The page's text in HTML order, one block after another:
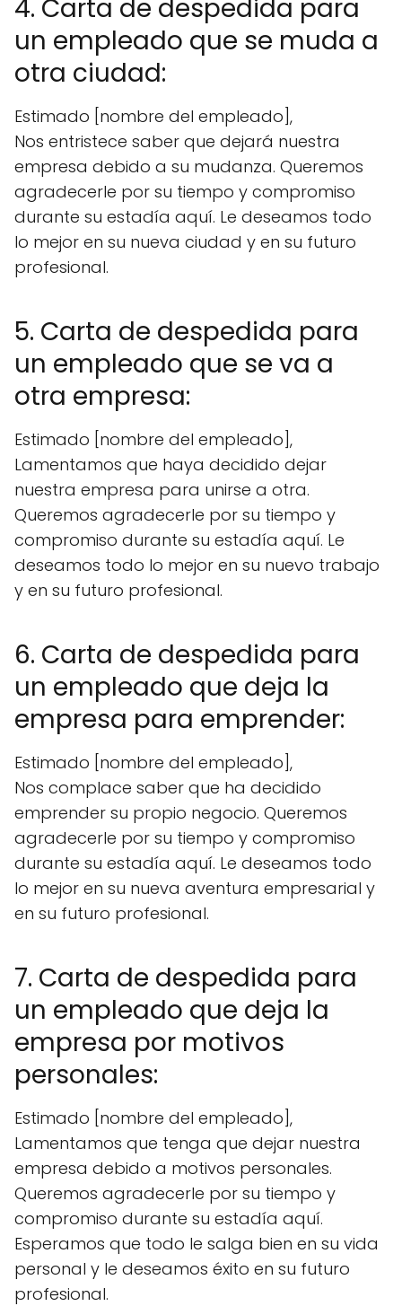
4. Carta de despedida para
un empleado que se muda a
otra ciudad:
Estimado [nombre del empleado],
Nos entristece saber que dejará nuestra
empresa debido a su mudanza. Queremos
agradecerle por su tiempo y compromiso
durante su estadía aquí. Le deseamos todo
lo mejor en su nueva ciudad y en su futuro
profesional.
5. Carta de despedida para
un empleado que se va a
otra empresa:
Estimado [nombre del empleado],
Lamentamos que haya decidido dejar
nuestra empresa para unirse a otra.
Queremos agradecerle por su tiempo y
compromiso durante su estadía aquí. Le
deseamos todo lo mejor en su nuevo trabajo
y en su futuro profesional.
6. Carta de despedida para
un empleado que deja la
empresa para emprender:
Estimado [nombre del empleado],
Nos complace saber que ha decidido
emprender su propio negocio. Queremos
agradecerle por su tiempo y compromiso
durante su estadía aquí. Le deseamos todo
lo mejor en su nueva aventura empresarial y
en su futuro profesional.
7. Carta de despedida para
un empleado que deja la
empresa por motivos
personales:
Estimado [nombre del empleado],
Lamentamos que tenga que dejar nuestra
empresa debido a motivos personales.
Queremos agradecerle por su tiempo y
compromiso durante su estadía aquí.
Esperamos que todo le salga bien en su vida
personal y le deseamos éxito en su futuro
profesional.